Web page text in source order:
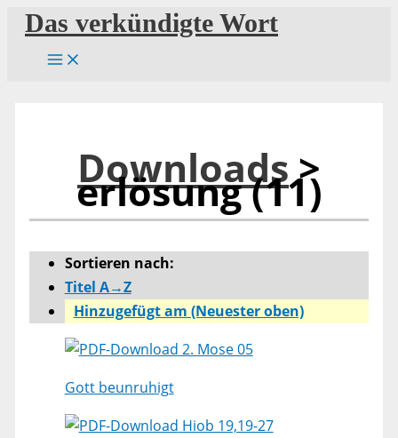
Zum
Inhalt
springen
Das verkündigte Wort
Downloads>
erlösung (11)
Sortieren nach:
Titel A→Z
Hinzugefügt am (Neuester oben)
2. Mose 05
Gott beunruhigt
Hiob 19,19-27